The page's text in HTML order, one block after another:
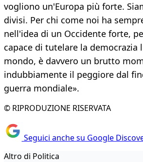
vogliono un'Europa più forte.
divisi. Per chi come noi ha
nell'idea di un Occidente forte,
capace di tutelare la democrazia
mondo, è davvero un brutto
indubbiamente il peggiore dal
guerra mondiale».
© RIPRODUZIONE RISERVATA
Seguici anche su Google
Altro di Politica